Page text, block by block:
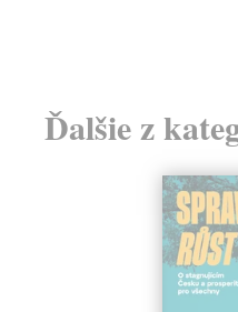
Ďalšie z